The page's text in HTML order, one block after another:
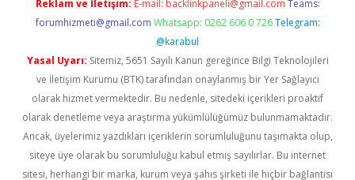
Reklam ve İletişim: E-mail: backlinkpaneli@gmail.com Teams:
forumhizmeti@gmail.com Whatsapp: 0262 606 0 726 Telegram:
@karabul
Yasal Uyarı: Sitemiz, 5651 Sayılı Kanun gereğince Bilgi Teknolojileri
ve İletişim Kurumu (BTK) tarafından onaylanmış bir Yer Sağlayıcı
olarak hizmet vermektedir. Bu nedenle, sitedeki içerikleri proaktif
olarak denetleme veya araştırma yükümlülüğümüz bulunmamaktadır.
Ancak, üyelerimiz yazdıkları içeriklerin sorumluluğunu taşımakta olup,
siteye üye olarak bu sorumluluğu kabul etmiş sayılırlar. Bu internet
sitesi, herhangi bir marka, kurum veya şahıs şirketi ile hiçbir bağlantısı